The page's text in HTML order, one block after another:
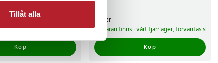
Tillåt alla
i vårt fjärrlager, förväntas skickas inom 5-7 arbetsdagar
Köp
:39 kr
39 kr
Varan finns i vårt fjärrlager, förväntas
Köp